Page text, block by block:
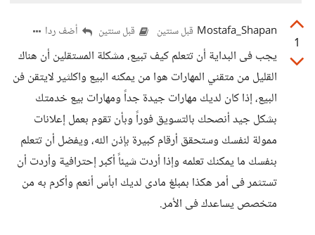
1
Mostafa_Shapan قبل سنتين قبل سنتين أضف ردا
يجب فى البداية أن تتعلم كيف تبيع، مشكلة المستقلين أن هناك
القليل من متقني المهارات هوا من يمكنه البيع واكلثير لايتقن فن
البيع، إذا كان لديك مهارات جيدة جداً ومهارات بيع خدمتك
بشكل جيد أنصحك بالتسويق فوراً وبأن تقوم بعمل إعلانات
ممولة لنفسك وستحقق أرقام كبيرة بإذن الله، ويفضل أن تتعلم
بنفسك ما يمكنك تعلمه وإذا أردت شيئاً أكبر إحترافية وأردت أن
تستثمر فى أمر هكذا بمبلغ مادى لديك ابأس أنعم وأكرم به من
متخصص يساعدك فى الأمر.